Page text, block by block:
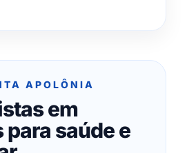
APOLÔNIA
em
saúde e